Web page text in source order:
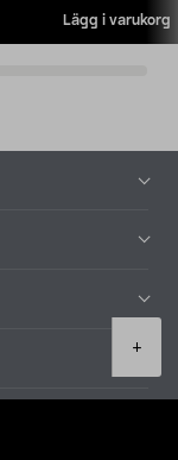
+
Lägg i varukorg